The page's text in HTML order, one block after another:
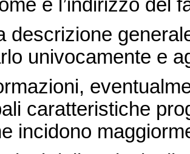
e l’indirizzo del
univocamente e
caratteristiche
incidono